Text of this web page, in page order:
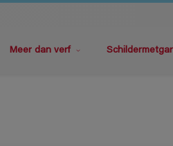
Meer dan verf